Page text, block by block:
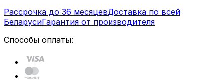
Рассрочка до 36 месяцевДоставка по всей
БеларусиГарантия от производителя
Способы оплаты: